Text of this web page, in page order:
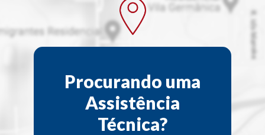
Procurando uma
Assistência
Técnica?